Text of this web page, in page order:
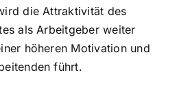
die Attraktivität des
als Arbeitgeber weiter
höheren Motivation und
führt.